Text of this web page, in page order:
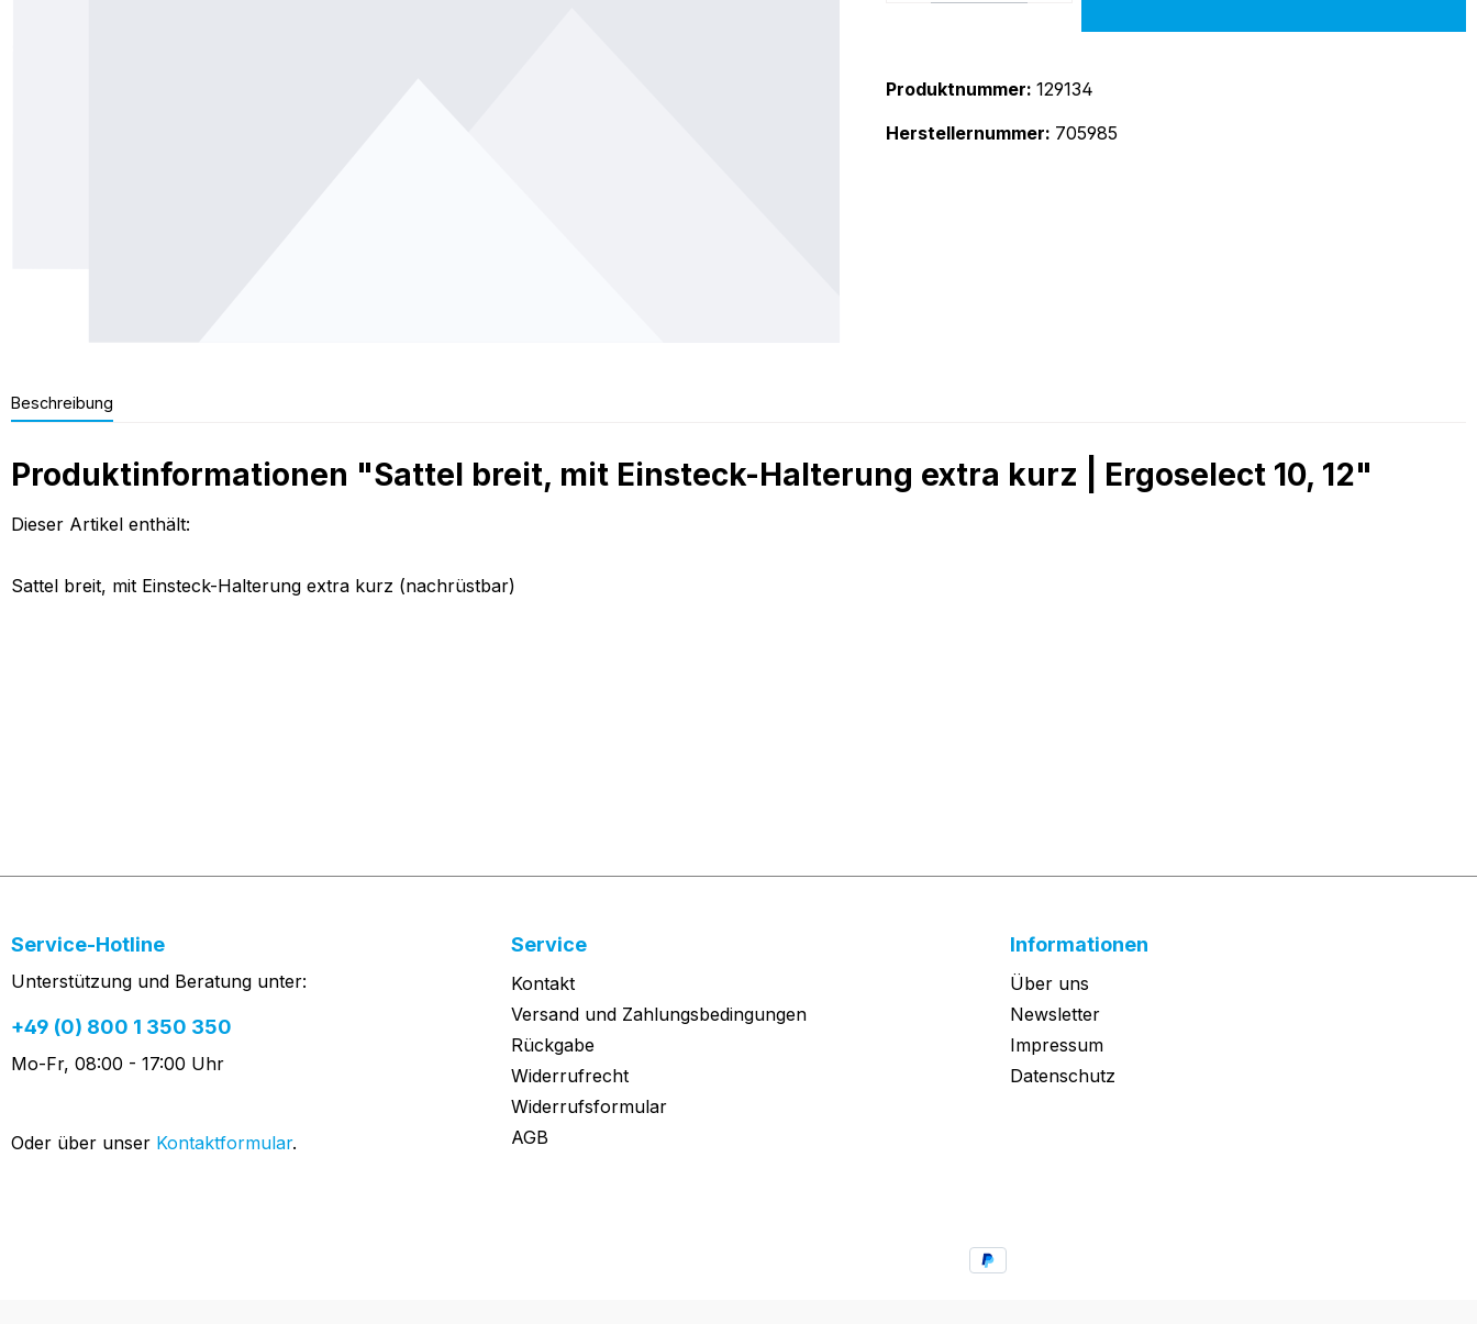
Produktnummer: 129134
Herstellernummer: 705985
Beschreibung
Produktinformationen "Sattel breit, mit Einsteck-Halterung extra kurz | Ergoselect 10, 12"
Dieser Artikel enthält:
Sattel breit, mit Einsteck-Halterung extra kurz (nachrüstbar)
Service-Hotline
Unterstützung und Beratung unter:
+49 (0) 800 1 350 350
Mo-Fr, 08:00 - 17:00 Uhr
Oder über unser Kontaktformular.
Service
Kontakt
Versand und Zahlungsbedingungen
Rückgabe
Widerrufrecht
Widerrufsformular
AGB
Informationen
Über uns
Newsletter
Impressum
Datenschutz